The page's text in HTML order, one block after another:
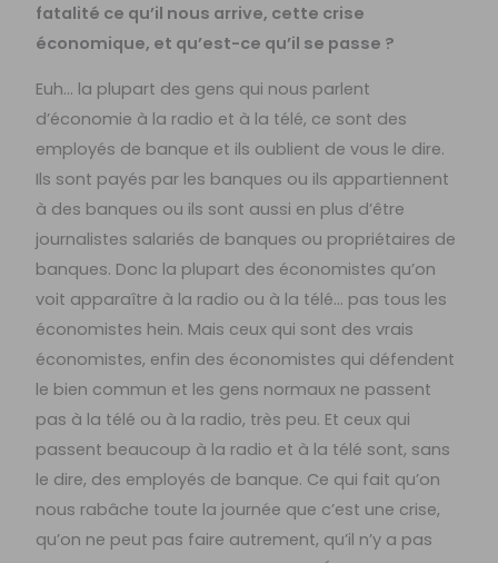
fatalité ce qu’il nous arrive, cette crise
économique, et qu’est-ce qu’il se passe ?
Euh… la plupart des gens qui nous parlent
d’économie à la radio et à la télé, ce sont des
employés de banque et ils oublient de vous le dire.
Ils sont payés par les banques ou ils appartiennent
à des banques ou ils sont aussi en plus d’être
journalistes salariés de banques ou propriétaires de
banques. Donc la plupart des économistes qu’on
voit apparaître à la radio ou à la télé… pas tous les
économistes hein. Mais ceux qui sont des vrais
économistes, enfin des économistes qui défendent
le bien commun et les gens normaux ne passent
pas à la télé ou à la radio, très peu. Et ceux qui
passent beaucoup à la radio et à la télé sont, sans
le dire, des employés de banque. Ce qui fait qu’on
nous rabâche toute la journée que c’est une crise,
qu’on ne peut pas faire autrement, qu’il n’y a pas